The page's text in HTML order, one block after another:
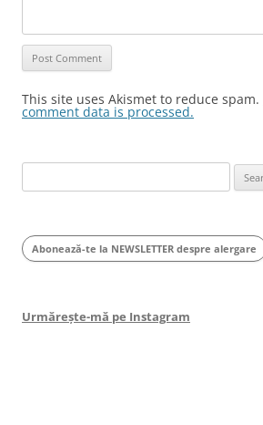
This site uses Akismet to reduce spam.
comment data is processed.
for:
Abonează-te la NEWSLETTER despre alergare
Urmărește-mă pe Instagram